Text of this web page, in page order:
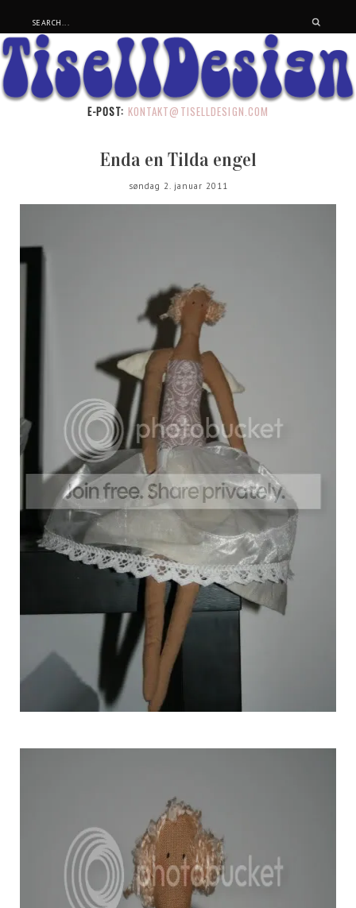
E-POST: KONTAKT@TISELLDESIGN.COM
Enda en Tilda engel
søndag 2. januar 2011